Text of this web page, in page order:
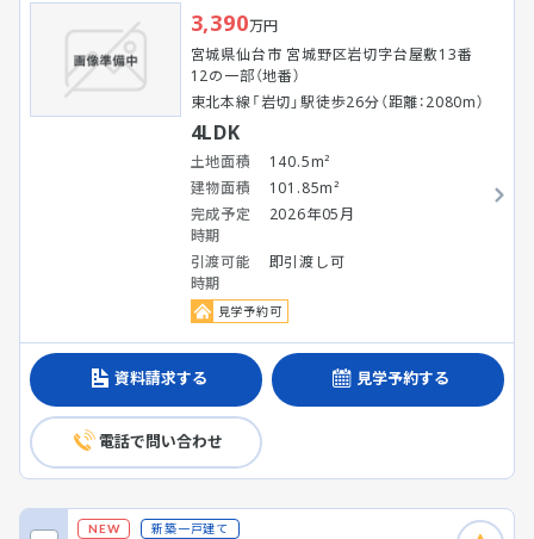
3,390万円
宮城県仙台市 宮城野区岩切字台屋敷13番
12の一部（地番）
東北本線「岩切」駅徒歩26分（距離：2080m）
4LDK
土地面積
140.5m²
建物面積
101.85m²
完成予定
時期
2026年05月
引渡可能
時期
即引渡し可
見学予約可
資料請求する 見学予約する
電話で問い合わせ
NEW 新築一戸建て